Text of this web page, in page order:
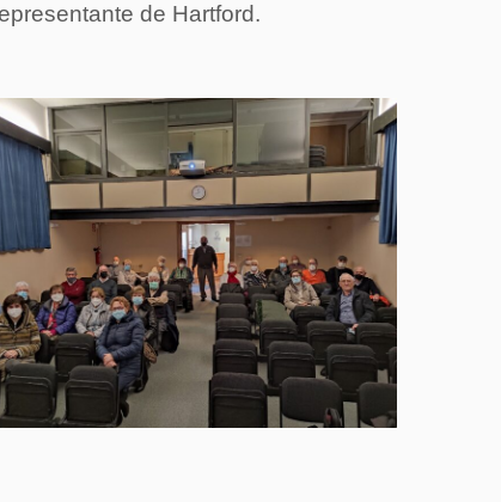
de Hartford.